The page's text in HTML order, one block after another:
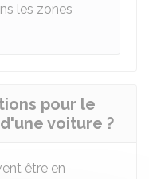
les zones
pour le
voiture ?
être en